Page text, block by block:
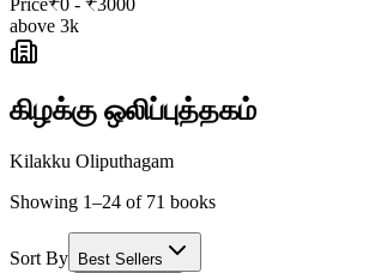
Price₹0 - ₹3000
above 3k
கிழக்கு ஒலிப்புத்தகம்
Kilakku Oliputhagam
Showing 1–24 of 71 books
Sort By Best Sellers